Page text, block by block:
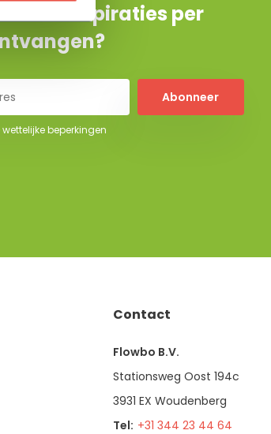
tuininspiraties per
Abonneer
wettelijke beperkingen
Contact
Flowbo B.V.
Stationsweg Oost 194c
3931 EX Woudenberg
Tel: +31 344 23 44 64